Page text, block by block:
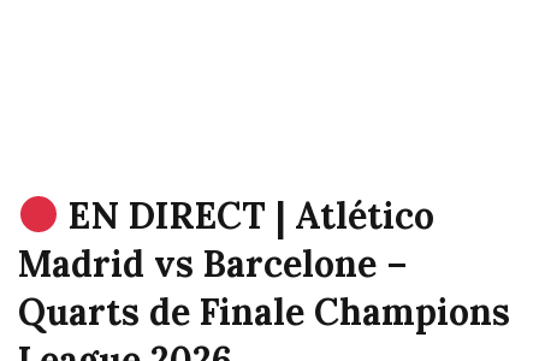
EN DIRECT | Atlético
Madrid vs Barcelone –
Quarts de Finale Champions